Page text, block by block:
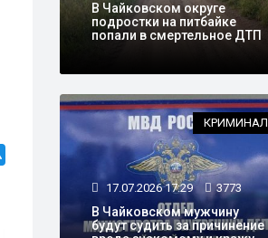
В Чайковском округе
подростки на питбайке
попали в смертельное ДТП
КРИМИНАЛ
17.07.2026 17:29 3773
В Чайковском мужчину
будут судить за причинение